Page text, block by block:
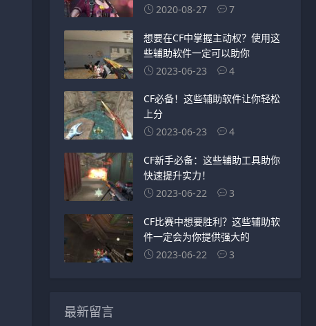
2020-08-27
7
想要在CF中掌握主动权？使用这
些辅助软件一定可以助你
2023-06-23
4
CF必备！这些辅助软件让你轻松
上分
2023-06-23
4
CF新手必备：这些辅助工具助你
快速提升实力！
2023-06-22
3
CF比赛中想要胜利？这些辅助软
件一定会为你提供强大的
2023-06-22
3
最新留言